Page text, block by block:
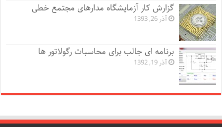
گزارش کار آزمایشگاه مدارهای مجتمع خطی
آذر 26, 1393
برنامه ای جالب برای محاسبات رگولاتور ها
آذر 19, 1392